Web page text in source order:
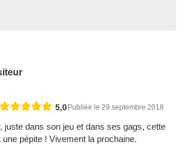
5,0 Publiée le 29 septembre 2018
juste dans son jeu et dans ses gags, cette
pépite ! Vivement la prochaine.